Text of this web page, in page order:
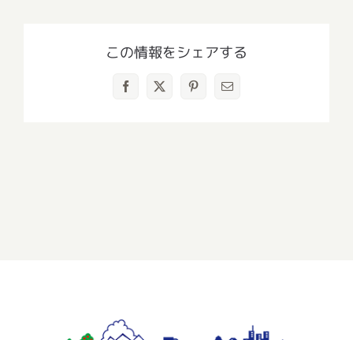
この情報をシェアする
Facebook
X Pinterest
電